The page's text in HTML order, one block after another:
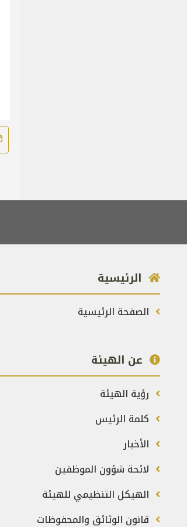
الرئيسية
الصفحة الرئيسية
عن الهيئة
رؤية الهيئة
كلمة الرئيس
الأخبار
لائحة شؤون الموظفين
الهيكل التنظيمي للهيئة
قانون الوثائق والمحفوظات